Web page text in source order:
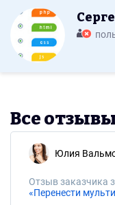
Все
Юлия
Отзыв заказчика